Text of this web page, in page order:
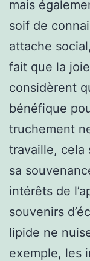
mais
soif de
attache
fait que la
considèrent
bénéfique
truchement
travaille, cela
sa
intérêts de
souvenirs
lipide ne
exemple, les